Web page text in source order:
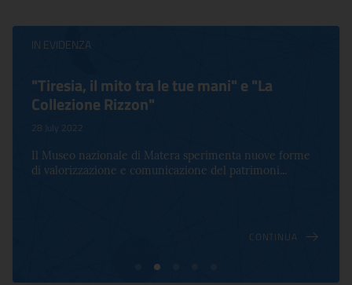
IN EVIDENZA
"Tiresia, il mito tra le tue mani" e "La
Collezione Rizzon"
28 July 2022
Il Museo nazionale di Matera sperimenta nuove forme
di valorizzazione e comunicazione del patrimoni...
CONTINUA